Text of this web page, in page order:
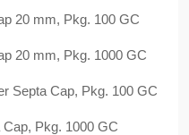
20 mm, Pkg. 100 GC
20 mm, Pkg. 1000 GC
Septa Cap, Pkg. 100 GC
Pkg. 1000 GC